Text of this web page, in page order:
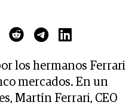
los hermanos Ferrari
mercados. En un
Martín Ferrari, CEO